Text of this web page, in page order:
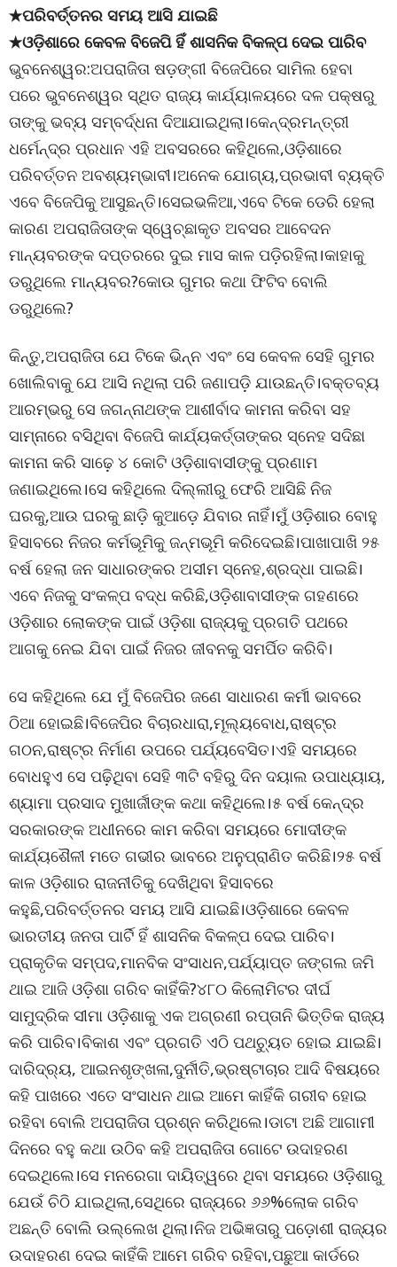
★ପରିବର୍ତ୍ତନର ସମୟ ଆସି ଯାଇଛି
★ଓଡ଼ିଶାରେ କେବଳ ବିଜେପି ହିଁ ଶାସନିକ ବିକଳ୍ପ ଦେଇ ପାରିବ
ଭୁବନେଶ୍ୱର:ଅପରାଜିତା ଷଡ଼ଙ୍ଗୀ ବିଜେପିରେ ସାମିଲ ହେବା
ପରେ ଭୁବନେଶ୍ୱର ସ୍ଥିତ ରାଜ୍ୟ କାର୍ଯ୍ୟାଳୟରେ ଦଳ ପକ୍ଷରୁ
ତାଙ୍କୁ ଭବ୍ୟ ସମ୍ବର୍ଦ୍ଧନା ଦିଆଯାଇଥିଲା।କେନ୍ଦ୍ରମନ୍ତ୍ରୀ
ଧର୍ମେନ୍ଦ୍ର ପ୍ରଧାନ ଏହି ଅବସରରେ କହିଥିଲେ,ଓଡ଼ିଶାରେ
ପରିବର୍ତ୍ତନ ଅବଶ୍ୟମ୍ଭାବୀ।ଅନେକ ଯୋଗ୍ୟ,ପ୍ରଭାବୀ ବ୍ୟକ୍ତି
ଏବେ ବିଜେପିକୁ ଆସୁଛନ୍ତି।ସେଇଭଳିଆ,ଏବେ ଟିକେ ଡେରି ହେଲା
କାରଣ ଅପରାଜିତାଙ୍କ ସ୍ୱେଚ୍ଛାକୃତ ଅବସର ଆବେଦନ
ମାନ୍ୟବରଙ୍କ ଦପ୍ତରରେ ଦୁଇ ମାସ କାଳ ପଡ଼ିରହିଲା।କାହାକୁ
ଡରୁଥିଲେ ମାନ୍ୟବର?କୋଉ ଗୁମର କଥା ଫିଟିବ ବୋଲି
ଡରୁଥିଲେ?
କିନ୍ତୁ,ଅପରାଜିତା ଯେ ଟିକେ ଭିନ୍ନ ଏବଂ ସେ କେବଳ ସେହି ଗୁମର
ଖୋଲିବାକୁ ଯେ ଆସି ନଥିଲା ପରି ଜଣାପଡ଼ି ଯାଉଛନ୍ତି।ବକ୍ତବ୍ୟ
ଆରମ୍ଭରୁ ସେ ଜଗନ୍ନାଥଙ୍କ ଆଶୀର୍ବାଦ କାମନା କରିବା ସହ
ସାମ୍ନାରେ ବସିଥିବା ବିଜେପି କାର୍ଯ୍ୟକର୍ତ୍ତାଙ୍କର ସ୍ନେହ ସଦିଛା
କାମନା କରି ସାଢ଼େ ୪ କୋଟି ଓଡ଼ିଶାବାସୀଙ୍କୁ ପ୍ରଣାମ
ଜଣାଇଥିଲେ।ସେ କହିଥିଲେ ଦିଲ୍ଲୀରୁ ଫେରି ଆସିଛି ନିଜ
ଘରକୁ,ଆଉ ଘରକୁ ଛାଡ଼ି କୁଆଡ଼େ ଯିବାର ନାହିଁ।ମୁଁ ଓଡ଼ିଶାର ବୋହୁ
ହିସାବରେ ନିଜର କର୍ମଭୂମିକୁ ଜନ୍ମଭୂମି କରିଦେଇଛି।ପାଖାପାଖି ୨୫
ବର୍ଷ ହେଲା ଜନ ସାଧାରଙ୍କର ଅସୀମ ସ୍ନେହ,ଶ୍ରଦ୍ଧା ପାଇଛି।
ଏବେ ନିଜକୁ ସଂକଳ୍ପ ବଦ୍ଧ କରିଛି,ଓଡ଼ିଶାବାସୀଙ୍କ ଗହଣରେ
ଓଡ଼ିଶାର ଲୋକଙ୍କ ପାଇଁ ଓଡ଼ିଶା ରାଜ୍ୟକୁ ପ୍ରଗତି ପଥରେ
ଆଗକୁ ନେଇ ଯିବା ପାଇଁ ନିଜର ଜୀବନକୁ ସମର୍ପିତ କରିବି।
ସେ କହିଥିଲେ ଯେ ମୁଁ ବିଜେପିର ଜଣେ ସାଧାରଣ କର୍ମୀ ଭାବରେ
ଠିଆ ହୋଇଛି।ବିଜେପିର ବିଚାରଧାରା,ମୂଲ୍ୟବୋଧ,ରାଷ୍ଟ୍ର
ଗଠନ,ରାଷ୍ଟ୍ର ନିର୍ମାଣ ଉପରେ ପର୍ଯ୍ୟବେସିତ।ଏହି ସମୟରେ
ବୋଧହୁଏ ସେ ପଢ଼ିଥିବା ସେହି ୩ଟି ବହିରୁ ଦିନ ଦୟାଲ ଉପାଧ୍ୟାୟ,
ଶ୍ୟାମା ପ୍ରସାଦ ମୁଖାର୍ଜୀଙ୍କ କଥା କହିଥିଲେ।୫ ବର୍ଷ କେନ୍ଦ୍ର
ସରକାରଙ୍କ ଅଧୀନରେ କାମ କରିବା ସମୟରେ ମୋଦୀଙ୍କ
କାର୍ଯ୍ୟଶୈଳୀ ମତେ ଗଭୀର ଭାବରେ ଅନୁପ୍ରାଣିତ କରିଛି।୨୫ ବର୍ଷ
କାଳ ଓଡ଼ିଶାର ରାଜନୀତିକୁ ଦେଖିଥିବା ହିସାବରେ
କହୁଛି,ପରିବର୍ତ୍ତନର ସମୟ ଆସି ଯାଇଛି।ଓଡ଼ିଶାରେ କେବଳ
ଭାରତୀୟ ଜନତା ପାର୍ଟି ହିଁ ଶାସନିକ ବିକଳ୍ପ ଦେଇ ପାରିବ।
ପ୍ରାକୃତିକ ସମ୍ପଦ,ମାନବିକ ସଂସାଧନ,ପର୍ଯ୍ୟାପ୍ତ ଜଙ୍ଗଲ ଜମି
ଥାଇ ଆଜି ଓଡ଼ିଶା ଗରିବ କାହିଁକି?୪୮୦ କିଲୋମିଟର ଦୀର୍ଘ
ସାମୁଦ୍ରିକ ସୀମା ଓଡ଼ିଶାକୁ ଏକ ଅଗ୍ରଣୀ ରପ୍ତାନି ଭିତ୍ତିକ ରାଜ୍ୟ
କରି ପାରିବ।ବିକାଶ ଏବଂ ପ୍ରଗତି ଏଠି ପଥଚ୍ୟୁତ ହୋଇ ଯାଇଛି।
ଦାରିଦ୍ର୍ୟ, ଆଇନଶୃଙ୍ଖଳା,ଦୁର୍ନୀତି,ଭ୍ରଷ୍ଟାଚାର ଆଦି ବିଷୟରେ
କହି ପାଖରେ ଏତେ ସଂସାଧନ ଥାଇ ଆମେ କାହିଁକି ଗରୀବ ହୋଇ
ରହିବା ବୋଲି ଅପରାଜିତା ପ୍ରଶ୍ନ କରିଥିଲେ।ଡାଟା ଅଛି ଆଗାମୀ
ଦିନରେ ବହୁ କଥା ଉଠିବ କହି ଅପରାଜିତା ଗୋଟେ ଉଦାହରଣ
ଦେଇଥିଲେ।ସେ ମନରେଗା ଦାୟିତ୍ୱରେ ଥିବା ସମୟରେ ଓଡ଼ିଶାରୁ
ଯେଉଁ ଚିଠି ଯାଇଥିଲା,ସେଥିରେ ରାଜ୍ୟରେ ୬୬%ଲୋକ ଗରିବ
ଅଛନ୍ତି ବୋଲି ଉଲ୍ଲେଖ ଥିଲା।ନିଜ ଅଭିଜ୍ଞତାରୁ ପଡ଼ୋଶୀ ରାଜ୍ୟର
ଉଦାହରଣ ଦେଇ କାହିଁକି ଆମେ ଗରିବ ରହିବା,ପଛୁଆ କାର୍ଡରେ